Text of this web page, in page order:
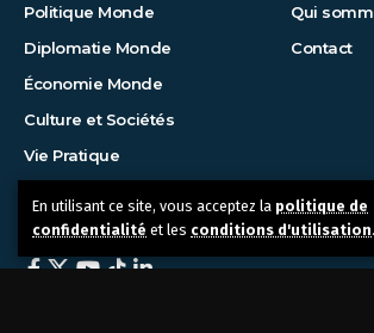
En utilisant ce site, vous acceptez la politique de
confidentialité et les conditions d'utilisation.
Politique Monde
Diplomatie Monde
Économie Monde
Culture et Sociétés
Vie Pratique
Qui
Contact
Suivez-nous !